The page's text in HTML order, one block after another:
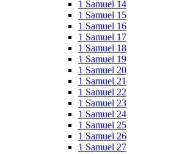
1 Samuel 14
1 Samuel 15
1 Samuel 16
1 Samuel 17
1 Samuel 18
1 Samuel 19
1 Samuel 20
1 Samuel 21
1 Samuel 22
1 Samuel 23
1 Samuel 24
1 Samuel 25
1 Samuel 26
1 Samuel 27